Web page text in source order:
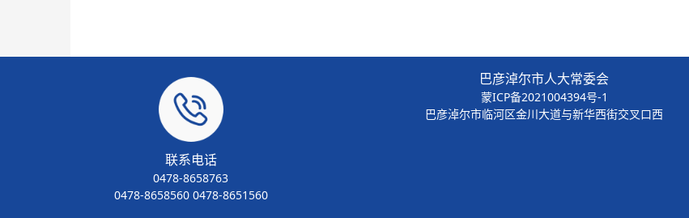
联系电话
0478-8658763
0478-8658560 0478-8651560
巴彦淖尔市人大常委会
蒙ICP备2021004394号-1
巴彦淖尔市临河区金川大道与新华西街交叉口西